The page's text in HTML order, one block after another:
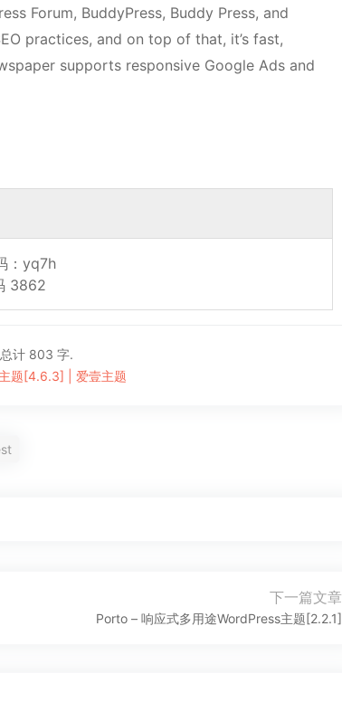
Forum, BuddyPress, Buddy Press, and
practices, and on top of that, it’s fast,
supports responsive Google Ads and
：yq7h
3862
计 803 字.
题[4.6.3] | 爱壹主题
下一篇文章
Porto – 响应式多用途WordPress主题[2.2.1]